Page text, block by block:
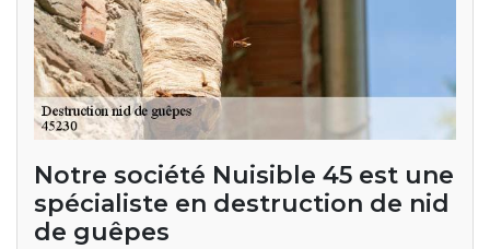
Notre société Nuisible 45 est une
spécialiste en destruction de nid
de guêpes